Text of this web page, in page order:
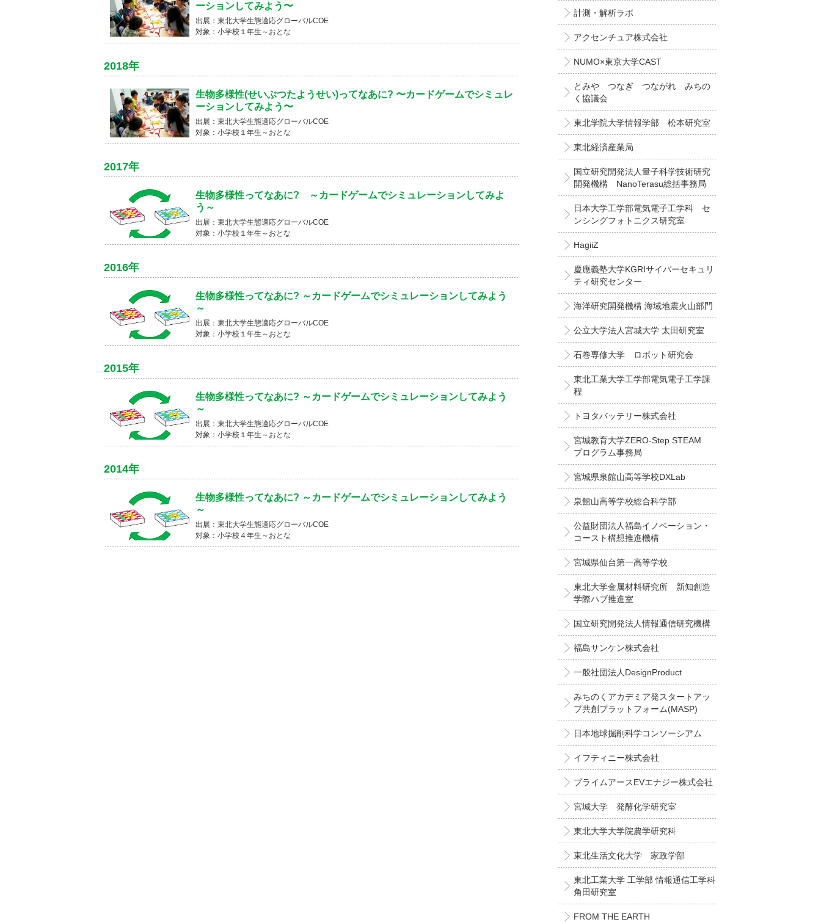
ーションしてみよう〜
出展：東北大学生態適応グローバルCOE
対象：小学校１年生～おとな
2018年
生物多様性(せいぶつたようせい)ってなあに? 〜カードゲームでシミュレ
ーションしてみよう〜
出展：東北大学生態適応グローバルCOE
対象：小学校１年生～おとな
2017年
生物多様性ってなあに? ～カードゲームでシミュレーションしてみよ
う～
出展：東北大学生態適応グローバルCOE
対象：小学校１年生～おとな
2016年
生物多様性ってなあに? ～カードゲームでシミュレーションしてみよう
～
出展：東北大学生態適応グローバルCOE
対象：小学校１年生～おとな
2015年
生物多様性ってなあに? ～カードゲームでシミュレーションしてみよう
～
出展：東北大学生態適応グローバルCOE
対象：小学校１年生～おとな
2014年
生物多様性ってなあに? ～カードゲームでシミュレーションしてみよう
～
出展：東北大学生態適応グローバルCOE
対象：小学校４年生～おとな
計測・解析ラボ
アクセンチュア株式会社
NUMO×東京大学CAST
とみや つなぎ つながれ みちの
く協議会
東北学院大学情報学部 松本研究室
東北経済産業局
国立研究開発法人量子科学技術研究
開発機構 NanoTerasu総括事務局
日本大学工学部電気電子工学科 セ
ンシングフォトニクス研究室
HagiiZ
慶應義塾大学KGRIサイバーセキュリ
ティ研究センター
海洋研究開発機構 海域地震火山部門
公立大学法人宮城大学 太田研究室
石巻専修大学 ロボット研究会
東北工業大学工学部電気電子工学課
程
トヨタバッテリー株式会社
宮城教育大学ZERO-Step STEAM
プログラム事務局
宮城県泉館山高等学校DXLab
泉館山高等学校総合科学部
公益財団法人福島イノベーション・
コースト構想推進機構
宮城県仙台第一高等学校
東北大学金属材料研究所 新知創造
学際ハブ推進室
国立研究開発法人情報通信研究機構
福島サンケン株式会社
一般社団法人DesignProduct
みちのくアカデミア発スタートアッ
プ共創プラットフォーム(MASP)
日本地球掘削科学コンソーシアム
イフティニー株式会社
プライムアースEVエナジー株式会社
宮城大学 発酵化学研究室
東北大学大学院農学研究科
東北生活文化大学 家政学部
東北工業大学 工学部 情報通信工学科
角田研究室
FROM THE EARTH